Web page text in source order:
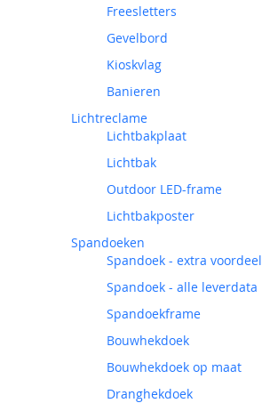
Freesletters
Gevelbord
Kioskvlag
Banieren
Lichtreclame
Lichtbakplaat
Lichtbak
Outdoor LED-frame
Lichtbakposter
Spandoeken
Spandoek - extra voordeel
Spandoek - alle leverdata
Spandoekframe
Bouwhekdoek
Bouwhekdoek op maat
Dranghekdoek